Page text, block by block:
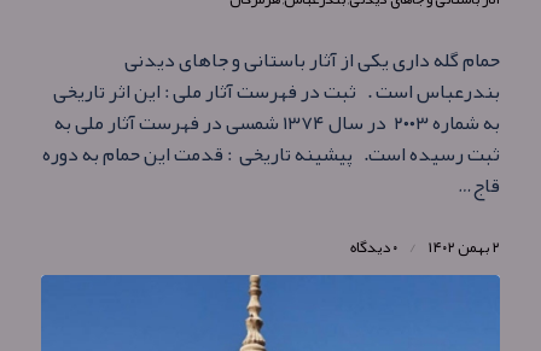
حمام گله‌ داری یکی از آثار باستانی و جاهای دیدنی
بندرعباس است . ثبت در فهرست آثار ملی : این اثر تاریخی
به شماره ۲۰۰۳ در سال ۱۳۷۴ شمسی در فهرست آثار ملی به
ثبت رسیده‌ است. پیشینه تاریخی : قدمت این حمام به دوره
قاج…
۲ بهمن ۱۴۰۲ / ۰ دیدگاه